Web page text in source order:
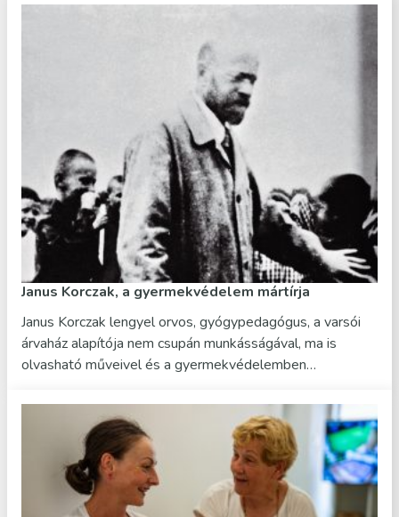
Janus Korczak, a gyermekvédelem mártírja
Janus Korczak lengyel orvos, gyógypedagógus, a varsói
árvaház alapítója nem csupán munkásságával, ma is
olvasható műveivel és a gyermekvédelemben…